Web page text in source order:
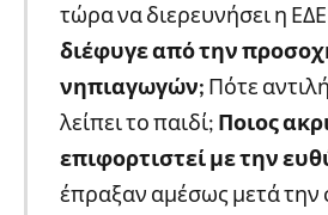
τώρα να διερευνήσει η ΕΔΕ
διέφυγε από την
νηπιαγωγών; Πότε
λείπει το παιδί; Ποιος
επιφορτιστεί με την
έπραξαν αμέσως μετά την